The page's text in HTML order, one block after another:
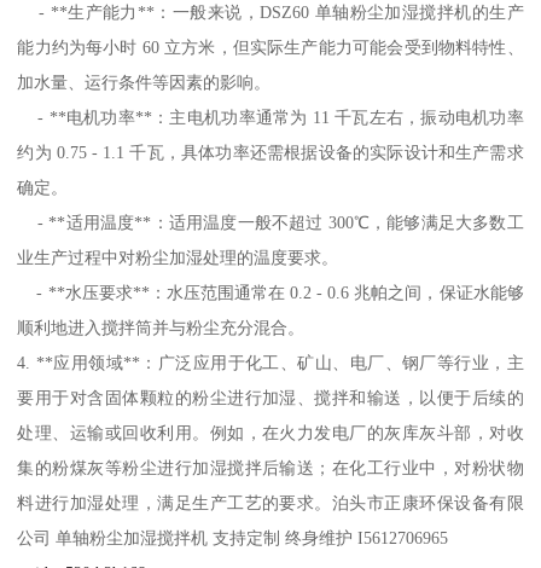
- **生产能力**：一般来说，DSZ60 单轴粉尘加湿搅拌机的生产
能力约为每小时 60 立方米，但实际生产能力可能会受到物料特性、
加水量、运行条件等因素的影响。
- **电机功率**：主电机功率通常为 11 千瓦左右，振动电机功率
约为 0.75 - 1.1 千瓦，具体功率还需根据设备的实际设计和生产需求
确定。
- **适用温度**：适用温度一般不超过 300℃，能够满足大多数工
业生产过程中对粉尘加湿处理的温度要求。
- **水压要求**：水压范围通常在 0.2 - 0.6 兆帕之间，保证水能够
顺利地进入搅拌筒并与粉尘充分混合。
4. **应用领域**：广泛应用于化工、矿山、电厂、钢厂等行业，主
要用于对含固体颗粒的粉尘进行加湿、搅拌和输送，以便于后续的
处理、运输或回收利用。例如，在火力发电厂的灰库灰斗部，对收
集的粉煤灰等粉尘进行加湿搅拌后输送；在化工行业中，对粉状物
料进行加湿处理，满足生产工艺的要求。泊头市正康环保设备有限
公司 单轴粉尘加湿搅拌机 支持定制 终身维护 I5612706965